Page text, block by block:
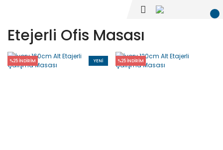
Etejerli Ofis Masası
%25 İNDİRİM YENI %25 İNDİRİM